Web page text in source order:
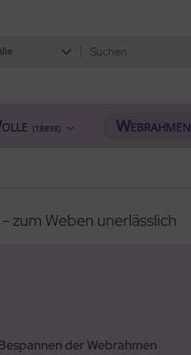
(18898) Webrahmen
- zum Weben unerlässlich
der Webrahmen